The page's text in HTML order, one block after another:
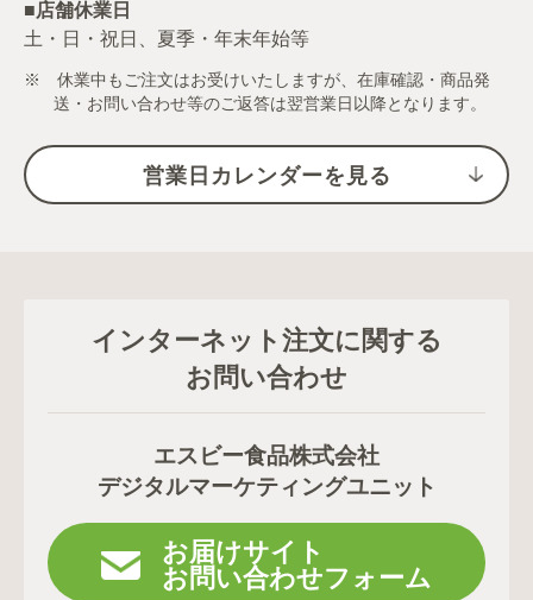
■店舗休業日
土・日・祝日、夏季・年末年始等
※ 休業中もご注文はお受けいたしますが、在庫確認・商品発
送・お問い合わせ等のご返答は翌営業日以降となります。
営業日カレンダーを見る
インターネット注文に関する
お問い合わせ
エスビー食品株式会社
デジタルマーケティングユニット
お届けサイト
お問い合わせフォーム